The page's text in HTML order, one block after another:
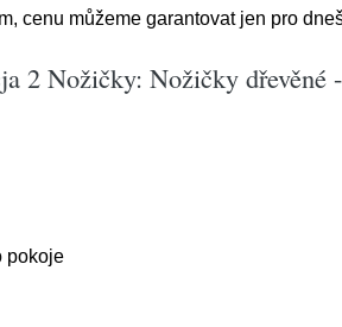
cenu můžeme garantovat jen pro
2 Nožičky: Nožičky
pokoje